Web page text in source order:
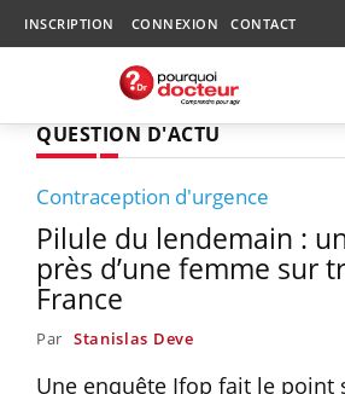
INSCRIPTION CONNEXION CONTACT
QUESTION D'ACTU
Contraception d'urgence
Pilule du lendemain :
près d’une femme sur
France
Par Stanislas Deve
Une enquête Ifop fait le point